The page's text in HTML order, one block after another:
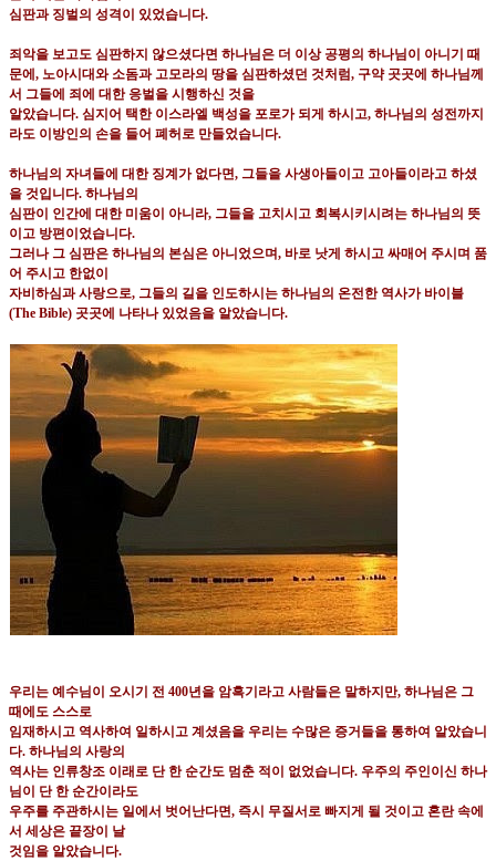
심판과 징벌의 성격이 있었습니다.
죄악을 보고도 심판하지 않으셨다면 하나님은 더 이상 공평의 하나님이 아니기 때
문에 , 노아시대와 소돔과고모라의 땅을 심판하셨던 것처럼, 구약 곳곳에 하나님께
서 그들에 죄에 대한 응벌을 시행하신 것을
알았습니다. 심지어 택한 이스라엘 백성을 포로가 되게 하시고, 하나님의 성전까지
라도 이방인의 손을 들어 폐허로 만들었습니다.
하나님의 자녀들에 대한 징계가 없다면, 그들을 사생아들이고 고아들이라고 하셨
을 것입니다. 하나님의
심판이 인간에 대한 미움이 아니라, 그들을 고치시고 회복시키시려는 하나님의 뜻
이고 방편이었습니다.
그러나 그 심판은 하나님의 본심은 아니었으며, 바로 낫게 하시고 싸매어 주시며 품
어 주시고 한없이
자비하심과 사랑으로, 그들의 길을 인도하시는 하나님의 온전한 역사가 바이블
(The Bible) 곳곳에 나타나 있었음을 알았습니다.
우리는 예수님이 오시기 전 400년을 암흑기라고 사람들은 말하지만, 하나님은 그
때에도 스스로
임재하시고 역사하여 일하시고 계셨음을 우리는 수많은 증거들을 통하여 알았습니
다. 하나님의 사랑의
역사는 인류창조 이래로 단 한 순간도 멈춘 적이 없었습니다. 우주의 주인이신 하나
님이 단 한 순간이라도
우주를 주관하시는 일에서 벗어난다면, 즉시 무질서로 빠지게 될 것이고 혼란 속에
서 세상은 끝장이 날
것임을 알았습니다.